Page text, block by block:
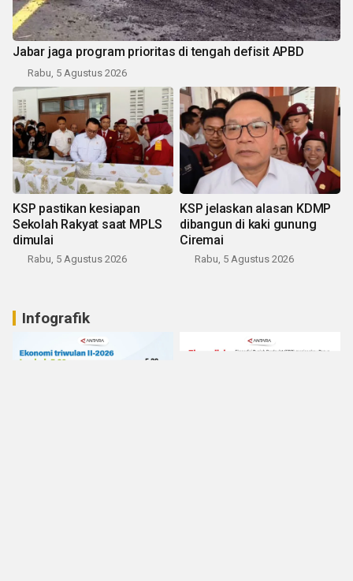
Jabar jaga program prioritas di tengah defisit APBD
Rabu, 5 Agustus 2026
KSP pastikan kesiapan
Sekolah Rakyat saat MPLS
dimulai
Rabu, 5 Agustus 2026
KSP jelaskan alasan KDMP
dibangun di kaki gunung
Ciremai
Rabu, 5 Agustus 2026
Infografik